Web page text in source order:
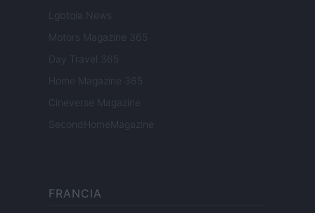
Lgbtqia News
Motors Magazine 365
Day Travel 365
Home Magazine 365
Cineverse Magazine
SecondHomeMagazine
FRANCIA